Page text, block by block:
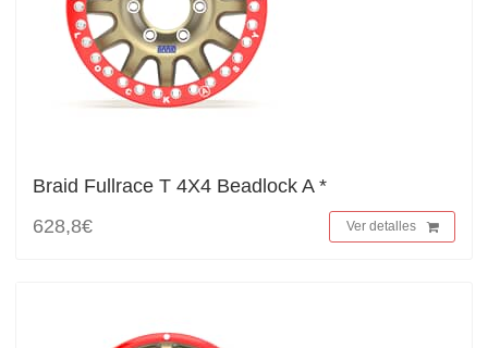
Braid Fullrace T 4X4 Beadlock A *
628,8€
Ver detalles